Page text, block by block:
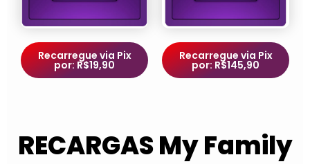
Recarregue via Pix
por: R$19,90
Recarregue via Pix
por: R$145,90
RECARGAS My Family